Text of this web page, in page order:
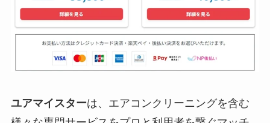
ユアマイスターは、エアコンクリーニングを含む